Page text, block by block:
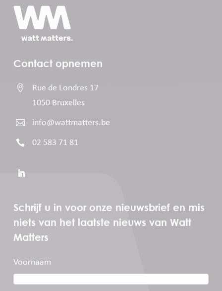
Contact opnemen

Rue de Londres 17
1050 Bruxelles
 info@wattmatters.be
 02 583 71 81
Schrijf u in voor onze nieuwsbrief en mis
niets van het laatste nieuws van Watt
Matters
Voornaam